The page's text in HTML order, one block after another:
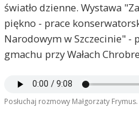
światło dzienne. Wystawa
piękno - prace
Narodowym w Szczecinie" -
gmachu przy Wałach
Posłuchaj rozmowy Małgorzaty Frymus.